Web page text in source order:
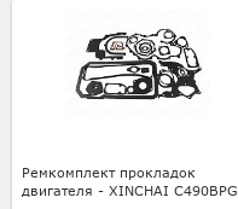
Ремкомплект прокладок
двигателя - XINCHAI C490BPG